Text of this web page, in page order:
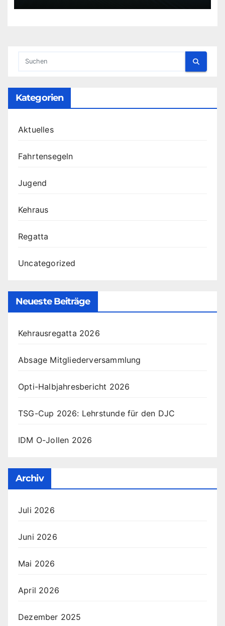
Kategorien
Aktuelles
Fahrtensegeln
Jugend
Kehraus
Regatta
Uncategorized
Neueste Beiträge
Kehrausregatta 2026
Absage Mitgliederversammlung
Opti-Halbjahresbericht 2026
TSG-Cup 2026: Lehrstunde für den DJC
IDM O-Jollen 2026
Archiv
Juli 2026
Juni 2026
Mai 2026
April 2026
Dezember 2025